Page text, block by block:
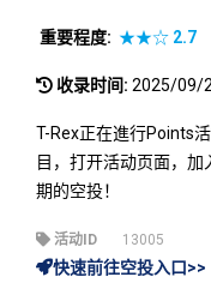
重要程度: ★★☆ 2.7
收录时间: 2025/09/
T-Rex正在進行Points
目，打开活动页面，
期的空投！
活动ID 13005
快速前往空投入口>>